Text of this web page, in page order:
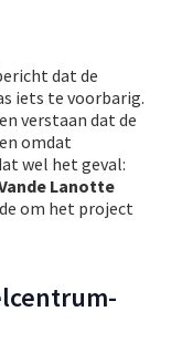
dat de
iets te voorbarig.
verstaan dat de
omdat
wel het geval:
Lanotte
om het project